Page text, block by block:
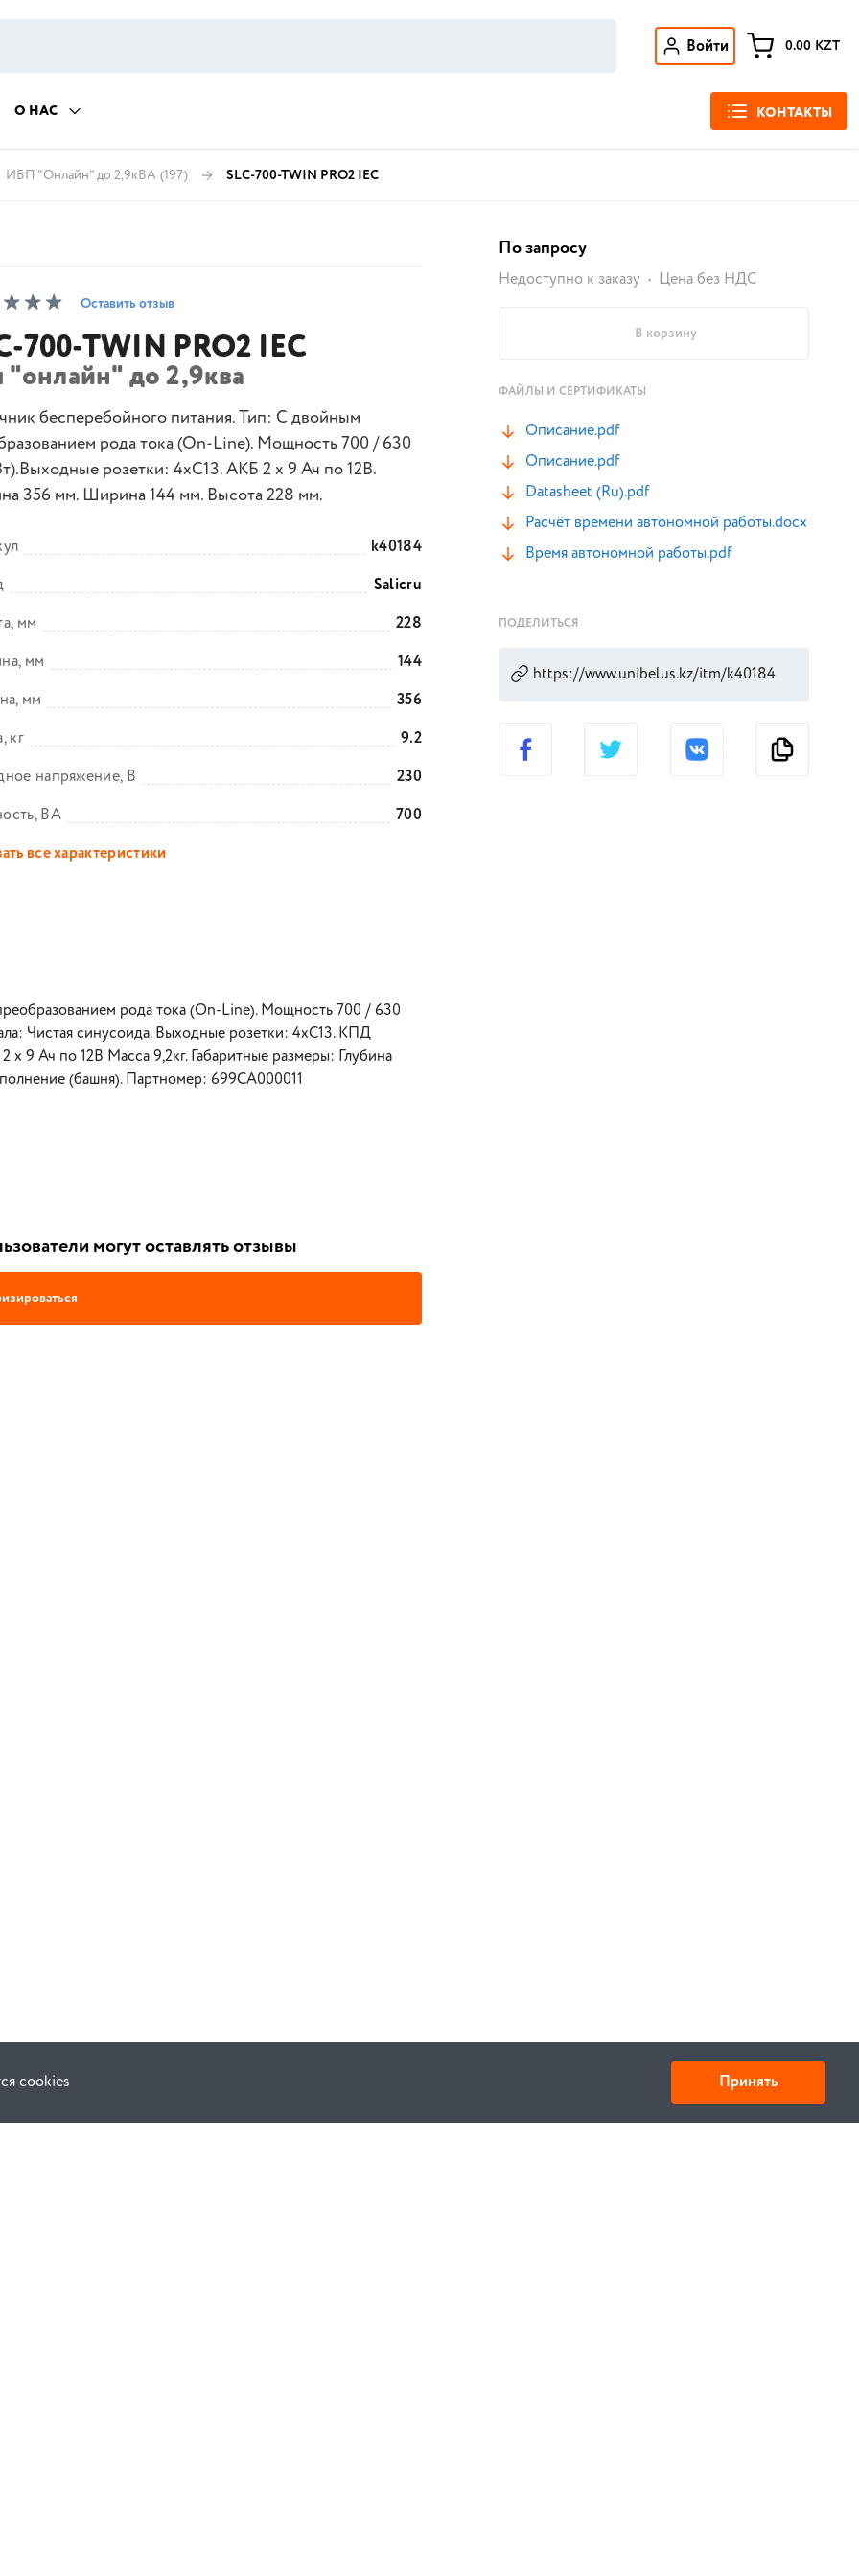
Войти 0.00 KZT
О НАС КОНТАКТЫ
ИБП "Онлайн" до 2,9кВА (197) SLC-700-TWIN PRO2 IEC
Оставить отзыв
700-TWIN PRO2 IEC
"онлайн" до 2,9ква
бесперебойного питания. Тип: С двойным
рода тока (On-Line). Мощность 700 / 630
розетки: 4xC13. АКБ 2 х 9 Ач по 12В.
356 мм. Ширина 144 мм. Высота 228 мм.
k40184
Salicru
мм
228
мм
144
мм
356
кг
9.2
напряжение, В
230
ВА
700
все характеристики
рода тока (On-Line). Мощность 700 / 630
Чистая синусоида. Выходные розетки: 4xC13. КПД
9 Ач по 12В Масса 9,2кг. Габаритные размеры: Глубина
(башня). Партномер: 699CA000011
могут оставлять отзывы
По запросу
Недоступно к заказу Цена без НДС
В корзину
ФАЙЛЫ И СЕРТИФИКАТЫ
Описание.pdf
Описание.pdf
Datasheet (Ru).pdf
Расчёт времени автономной работы.docx
Время автономной работы.pdf
ПОДЕЛИТЬСЯ
cookies Принять